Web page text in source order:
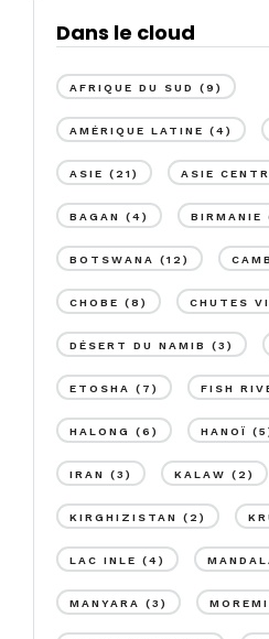
Dans le cloud
AFRIQUE DU SUD (9)
AMÉRIQUE LATINE (4)
ASIE (21) ASIE
BAGAN (4) BIRMANIE
BOTSWANA (12)
CHOBE (8) CHUTES
DÉSERT DU NAMIB (3)
ETOSHA (7) FISH
HALONG (6) HANOÏ
IRAN (3) KALAW (2)
KIRGHIZISTAN (2)
LAC INLE (4)
MANYARA (3) MOREMI